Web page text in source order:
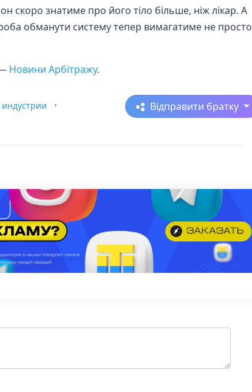
скоро знатиме про його тіло більше, ніж лікар. А
обманути систему тепер вимагатиме не просто
Новини Арбітражу.
•
Відправити братку